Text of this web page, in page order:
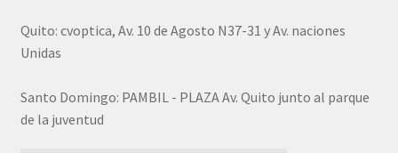
Quito: cvoptica, Av. 10 de Agosto N37-31 y Av. naciones
Unidas
Santo Domingo: PAMBIL - PLAZA Av. Quito junto al parque
de la juventud